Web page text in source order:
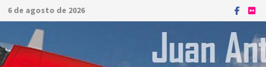
Saltar
al
contenido
6 de agosto de 2026